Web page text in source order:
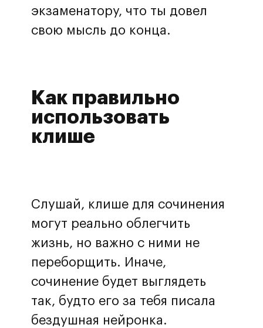
экзаменатору, что ты довел
свою мысль до конца.
Как правильно
использовать
клише
Слушай, клише для сочинения
могут реально облегчить
жизнь, но важно с ними не
переборщить. Иначе,
сочинение будет выглядеть
так, будто его за тебя писала
бездушная нейронка.